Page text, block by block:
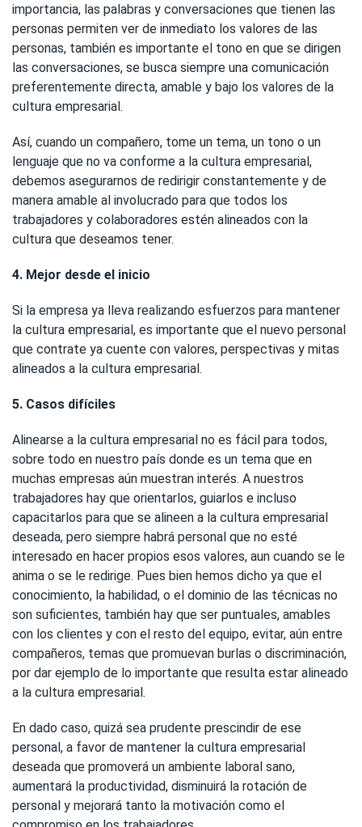
importancia, las palabras y conversaciones que tienen las
personas permiten ver de inmediato los valores de las
personas, también es importante el tono en que se dirigen
las conversaciones, se busca siempre una comunicación
preferentemente directa, amable y bajo los valores de la
cultura empresarial.
Así, cuando un compañero, tome un tema, un tono o un
lenguaje que no va conforme a la cultura empresarial,
debemos asegurarnos de redirigir constantemente y de
manera amable al involucrado para que todos los
trabajadores y colaboradores estén alineados con la
cultura que deseamos tener.
4. Mejor desde el inicio
Si la empresa ya lleva realizando esfuerzos para mantener
la cultura empresarial, es importante que el nuevo personal
que contrate ya cuente con valores, perspectivas y mitas
alineados a la cultura empresarial.
5. Casos difíciles
Alinearse a la cultura empresarial no es fácil para todos,
sobre todo en nuestro país donde es un tema que en
muchas empresas aún muestran interés. A nuestros
trabajadores hay que orientarlos, guiarlos e incluso
capacitarlos para que se alineen a la cultura empresarial
deseada, pero siempre habrá personal que no esté
interesado en hacer propios esos valores, aun cuando se le
anima o se le redirige. Pues bien hemos dicho ya que el
conocimiento, la habilidad, o el dominio de las técnicas no
son suficientes, también hay que ser puntuales, amables
con los clientes y con el resto del equipo, evitar, aún entre
compañeros, temas que promuevan burlas o discriminación,
por dar ejemplo de lo importante que resulta estar alineado
a la cultura empresarial.
En dado caso, quizá sea prudente prescindir de ese
personal, a favor de mantener la cultura empresarial
deseada que promoverá un ambiente laboral sano,
aumentará la productividad, disminuirá la rotación de
personal y mejorará tanto la motivación como el